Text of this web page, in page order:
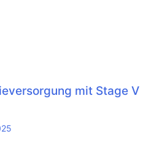
mit Stage V